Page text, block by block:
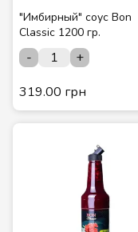
"Имбирный" соус Bon
Classic 1200 гр.
-
+
319.00 грн